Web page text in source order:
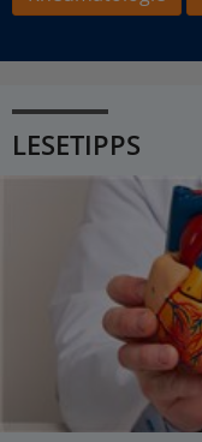
LESETIPPS